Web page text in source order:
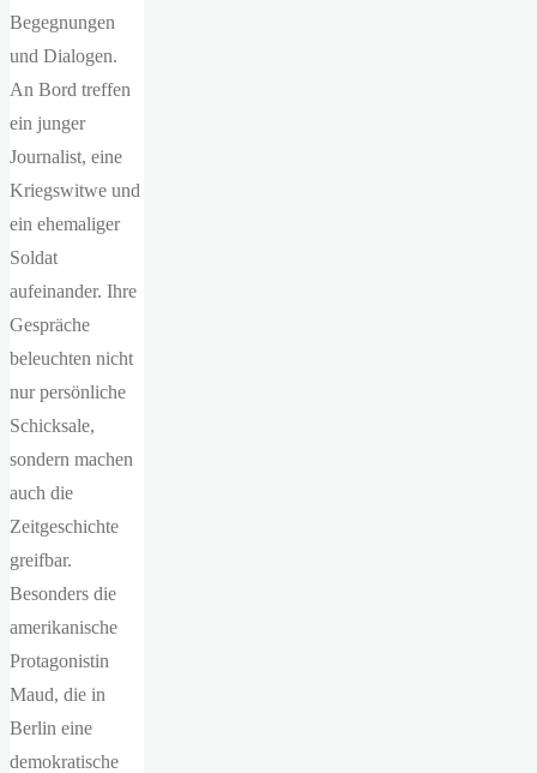
Begegnungen
und Dialogen.
An Bord treffen
ein junger
Journalist, eine
Kriegswitwe und
ein ehemaliger
Soldat
aufeinander. Ihre
Gespräche
beleuchten nicht
nur persönliche
Schicksale,
sondern machen
auch die
Zeitgeschichte
greifbar.
Besonders die
amerikanische
Protagonistin
Maud, die in
Berlin eine
demokratische